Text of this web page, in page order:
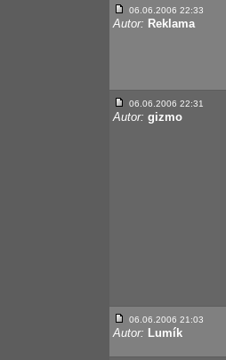
06.06.2006 22:33
Autor: Reklama
06.06.2006 22:31
Autor: gizmo
06.06.2006 21:03
Autor: Lumík